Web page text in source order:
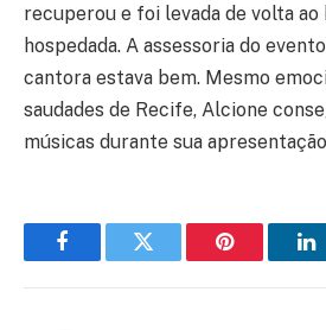
recuperou e foi levada de volta
hospedada. A assessoria do
cantora estava bem. Mesmo
saudades de Recife, Alcione
músicas durante sua
FacebookTwitter Pinterest